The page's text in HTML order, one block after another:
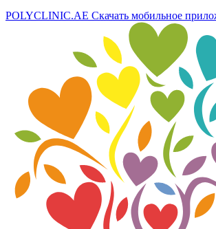
POLYCLINIC.AE Скачать мобильное